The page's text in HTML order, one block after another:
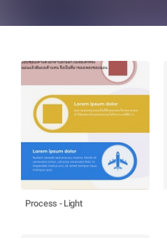
Process - Light